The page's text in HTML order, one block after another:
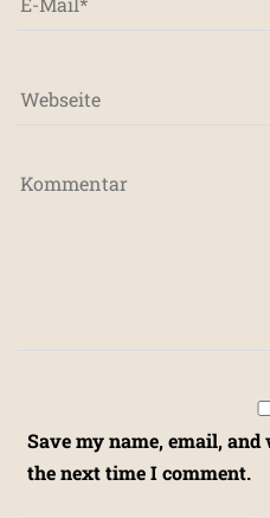
Save my name, email,
the next time I comment.